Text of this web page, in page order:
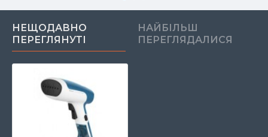
НЕЩОДАВНО
ПЕРЕГЛЯНУТІ
НАЙБІЛЬШ
ПЕРЕГЛЯДАЛИСЯ